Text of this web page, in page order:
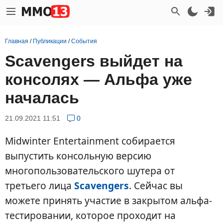
Главная / Публикации /События
Scavengers выйдет на
консолях — Альфа уже
началась
21.09.2021 11:51 0
Midwinter Entertainment собирается
выпустить консольную версию
многопользовательского шутера от
третьего лица Scavengers. Сейчас вы
можете принять участие в закрытом альфа-
тестировании, которое проходит на